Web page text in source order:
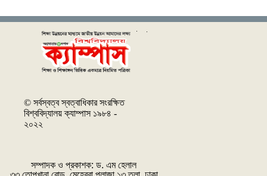
© সর্বস্বত্ব স্বত্বাধিকার সংরক্ষিত
বিশ্ববিদ্যালয় ক্যাম্পাস ১৯৮৪ -
২০২২
সম্পাদক ও প্রকাশক: ‌ড. এম হেলাল